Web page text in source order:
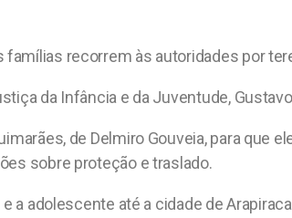
recorrem às autoridades por
da Infância e da Juventude,
de Delmiro Gouveia, para que
sobre proteção e traslado.
a adolescente até a cidade de